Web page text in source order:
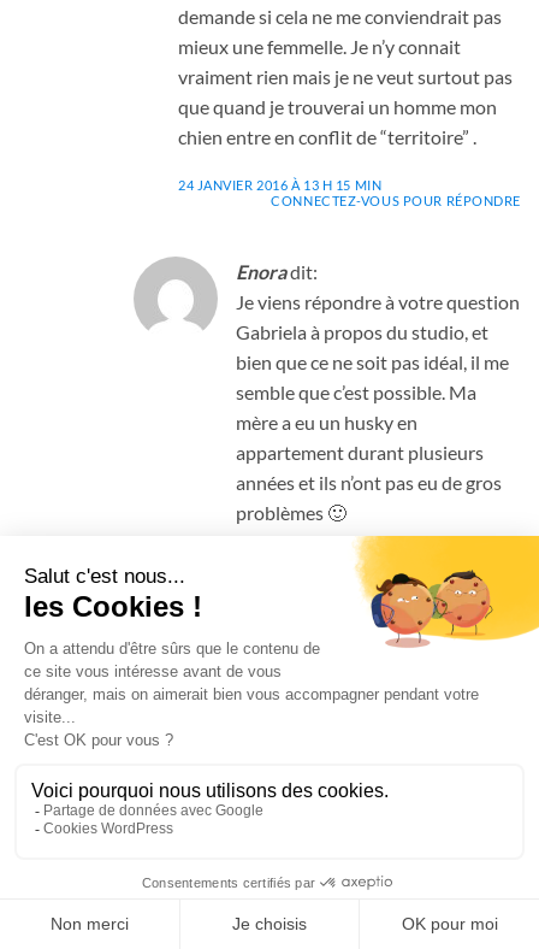
demande si cela ne me conviendrait pas
mieux une femmelle. Je n’y connait
vraiment rien mais je ne veut surtout pas
que quand je trouverai un homme mon
chien entre en conflit de “territoire” .
24 JANVIER 2016 À 13 H 15 MIN
CONNECTEZ-VOUS POUR RÉPONDRE
Enoradit:
Je viens répondre à votre question
Gabriela à propos du studio, et
bien que ce ne soit pas idéal, il me
semble que c’est possible. Ma
mère a eu un husky en
appartement durant plusieurs
années et ils n’ont pas eu de gros
problèmes 🙂
La condition est bien sûr : une
longue balade à votre retour du
boulot; mais pour le reste ça
devrait aller. Le husky est en effet
réputé pour son énergie, mais
cette énergie se dépense surtout à
(bien sûr il y a des exceptions,
comme partout). Dans la maison,
part sans faire de bruit,